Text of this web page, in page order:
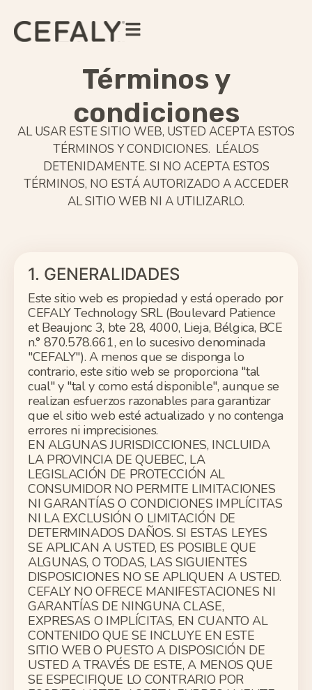
Términos y
condiciones
AL USAR ESTE SITIO WEB, USTED ACEPTA ESTOS
TÉRMINOS Y CONDICIONES. LÉALOS
DETENIDAMENTE. SI NO ACEPTA ESTOS
TÉRMINOS, NO ESTÁ AUTORIZADO A ACCEDER
AL SITIO WEB NI A UTILIZARLO.
1. GENERALIDADES
Este sitio web es propiedad yestá operado por
CEFALY Technology SRL (Boulevard Patience
etBeaujonc 3, bte 28, 4000, Lieja, Bélgica, BCE
n.° 870.578.661, en lo sucesivo denominada
"CEFALY"). A menos que se disponga lo
contrario, este sitio web se proporciona "tal
cual" y "tal y como está disponible", aunque se
realizan esfuerzos razonables para garantizar
que el sitio web esté actualizado y no contenga
errores ni imprecisiones.
EN ALGUNAS JURISDICCIONES, INCLUIDA
LA PROVINCIA DE QUEBEC, LA
LEGISLACIÓN DE PROTECCIÓN AL
CONSUMIDOR NO PERMITE LIMITACIONES
NI GARANTÍAS O CONDICIONES IMPLÍCITAS
NI LA EXCLUSIÓN O LIMITACIÓN DE
DETERMINADOS DAÑOS. SI ESTAS LEYES
SE APLICAN A USTED, ES POSIBLE QUE
ALGUNAS, O TODAS, LAS SIGUIENTES
DISPOSICIONES NO SE APLIQUEN A USTED.
CEFALY NO OFRECE MANIFESTACIONES NI
GARANTÍAS DE NINGUNA CLASE,
EXPRESAS O IMPLÍCITAS, EN CUANTO AL
CONTENIDO QUE SE INCLUYE EN ESTE
SITIO WEB O PUESTO A DISPOSICIÓN DE
USTED A TRAVÉS DE ESTE, A MENOS QUE
SE ESPECIFIQUE LO CONTRARIO POR